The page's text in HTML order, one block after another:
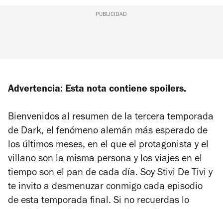
PUBLICIDAD
Advertencia: Esta nota contiene spoilers.
Bienvenidos al resumen de la tercera temporada
de Dark, el fenómeno alemán más esperado de
los últimos meses, en el que el protagonista y el
villano son la misma persona y los viajes en el
tiempo son el pan de cada día. Soy Stivi De Tivi y
te invito a desmenuzar conmigo cada episodio
de esta temporada final. Si no recuerdas lo